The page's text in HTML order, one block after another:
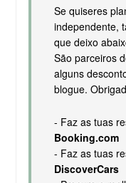
Se quiseres
independente,
que deixo
São parceiros
alguns
blogue.
- Faz as tuas
Booking.com
- Faz as tuas
DiscoverCars